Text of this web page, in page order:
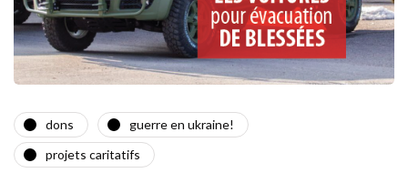
dons
guerre en ukraine!
projets caritatifs